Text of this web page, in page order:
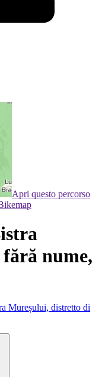
Apri questo percorso
nume,
Mureșului, distretto di